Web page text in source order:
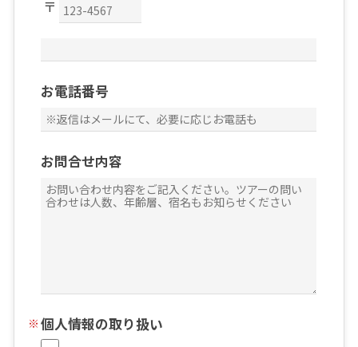
お電話番号
お問合せ内容
個人情報の取り扱い